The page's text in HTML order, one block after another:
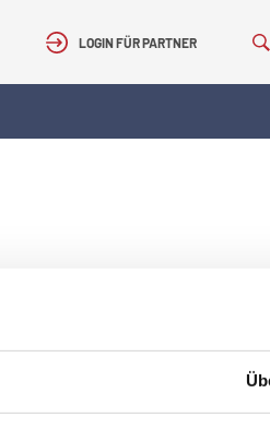
LOGIN FÜR PARTNER